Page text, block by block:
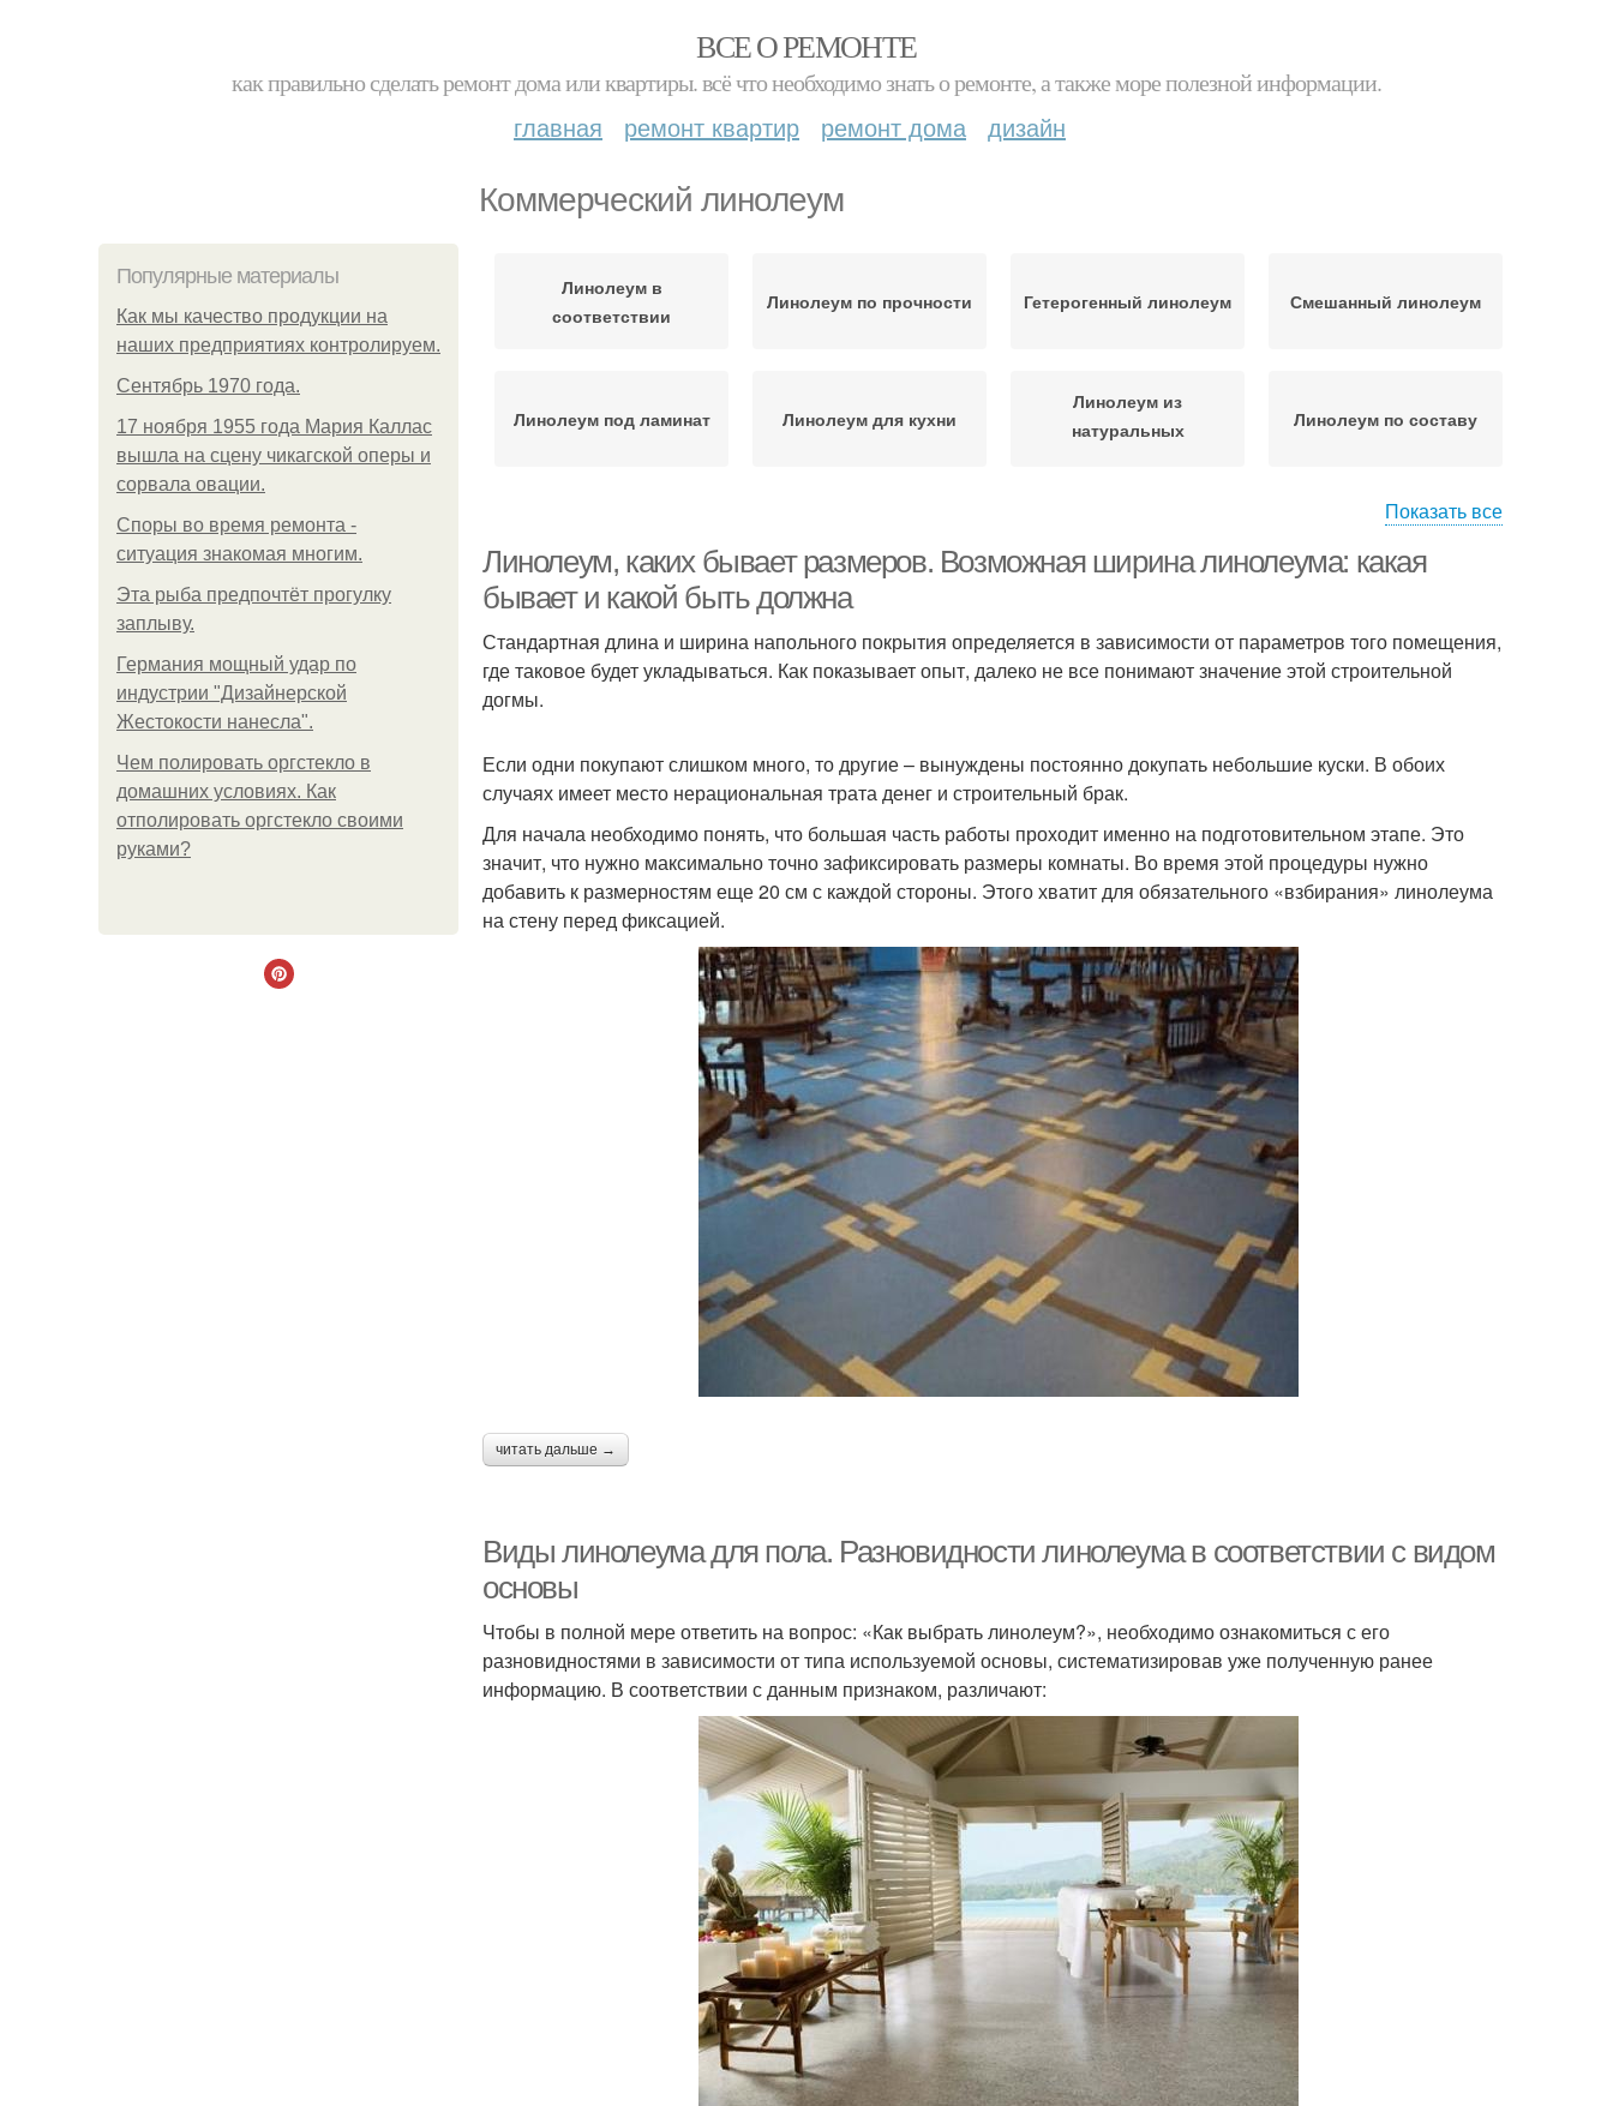
ВСЕ О РЕМОНТЕ
как правильно сделать ремонт дома или квартиры. всё что необходимо знать о ремонте, а также море полезной информации.
главная ремонт квартир ремонт дома дизайн
Коммерческий линолеум
Популярные материалы
Как мы качество продукции на
наших предприятиях контролируем.
Сентябрь 1970 года.
17 ноября 1955 года Мария Каллас
вышла на сцену чикагской оперы и
сорвала овации.
Споры во время ремонта -
ситуация знакомая многим.
Эта рыба предпочтёт прогулку
заплыву.
Германия мощный удар по
индустрии "Дизайнерской
Жестокости нанесла".
Чем полировать оргстекло в
домашних условиях. Как
отполировать оргстекло своими
руками?
Линолеум в
соответствии
Линолеум по прочности Гетерогенный линолеум Смешанный линолеум
Линолеум под ламинат Линолеум для кухни
Линолеум из
натуральных
Линолеум по составу
Показать все
Линолеум, каких бывает размеров. Возможная ширина линолеума: какая
бывает и какой быть должна
Стандартная длина и ширина напольного покрытия определяется в зависимости от параметров того помещения,
где таковое будет укладываться. Как показывает опыт, далеко не все понимают значение этой строительной
догмы.
Если одни покупают слишком много, то другие – вынуждены постоянно докупать небольшие куски. В обоих
случаях имеет место нерациональная трата денег и строительный брак.
Для начала необходимо понять, что большая часть работы проходит именно на подготовительном этапе. Это
значит, что нужно максимально точно зафиксировать размеры комнаты. Во время этой процедуры нужно
добавить к размерностям еще 20 см с каждой стороны. Этого хватит для обязательного «взбирания» линолеума
на стену перед фиксацией.
читать дальше →
Виды линолеума для пола. Разновидности линолеума в соответствии с видом
основы
Чтобы в полной мере ответить на вопрос: «Как выбрать линолеум?», необходимо ознакомиться с его
разновидностями в зависимости от типа используемой основы, систематизировав уже полученную ранее
информацию. В соответствии с данным признаком, различают: